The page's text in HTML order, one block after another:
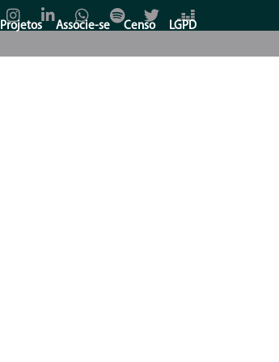
Projetos Associe-se Censo LGPD